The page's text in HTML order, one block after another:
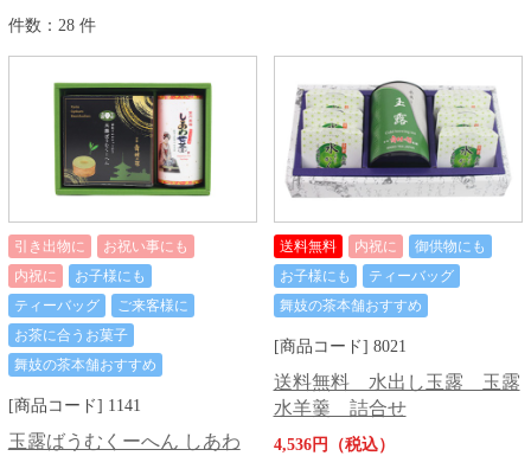
件数：28 件
引き出物に
お祝い事にも
内祝に
お子様にも
ティーバッグ
ご来客様に
お茶に合うお菓子
舞妓の茶本舗おすすめ
[商品コード] 1141
玉露ばうむくーへん しあわ
送料無料 内祝に
御供物にも
お子様にも
ティーバッグ
舞妓の茶本舗おすすめ
[商品コード] 8021
送料無料 水出し玉露 玉露
水羊羹 詰合せ
4,536円（税込）